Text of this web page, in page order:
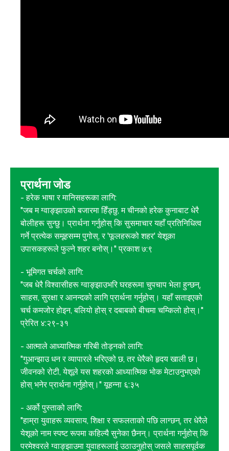
प्रार्थना जोड
- हरेक भाषा र मानिसहरूका लागि:
"जब म ग्वाङ्झाउको बजारमा हिँड्छु, म चीनको हरेक कुनाबाट धेरै
बोलीहरू सुन्छु। प्रार्थना गर्नुहोस् कि सुसमाचार यहाँ प्रतिनिधित्व
गर्ने प्रत्येक समूहसम्म पुगोस्, र 'फूलहरूको शहर' येशूका
उपासकहरूले फुल्ने शहर बनोस्।" प्रकाश ७:९
- भूमिगत चर्चको लागि:
"जब धेरै विश्वासीहरू ग्वाङ्झाउभरि घरहरूमा चुपचाप भेला हुन्छन्,
साहस, सुरक्षा र आनन्दको लागि प्रार्थना गर्नुहोस्। यहाँ सताइएको
चर्च कमजोर होइन, बलियो होस् र दबाबको बीचमा चम्किलो होस्।"
प्रेरित ४:२९-३१
- आत्माले आध्यात्मिक गरिबी तोड्नको लागि:
"गुआन्झाउ धन र व्यापारले भरिएको छ, तर धेरैको हृदय खाली छ।
जीवनको रोटी, येशूले यस शहरको आध्यात्मिक भोक मेटाउनुभएको
होस् भनेर प्रार्थना गर्नुहोस्।" यूहन्ना ६:३५
- अर्को पुस्ताको लागि:
"हाम्रा युवाहरू व्यवसाय, शिक्षा र सफलताको पछि लाग्छन्, तर धेरैले
येशूको नाम स्पष्ट रूपमा कहिल्यै सुनेका छैनन्। प्रार्थना गर्नुहोस् कि
परमेश्वरले ग्वाङ्झाउमा युवाहरूलाई उठाउनुहोस् जसले साहसपूर्वक